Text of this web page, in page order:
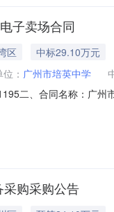
子卖场合同
区
中标29.10万元
： 广州市培英中学
二、合同名称：广
13928610969六、合
购采购公告